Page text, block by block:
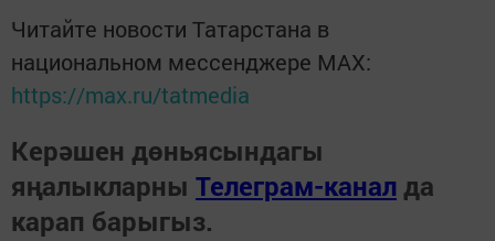
Читайте новости Татарстана в
национальном мессенджере MАХ:
https://max.ru/tatmedia
Керәшен дөньясындагы
яңалыкларны Телеграм-канал да
карап барыгыз.